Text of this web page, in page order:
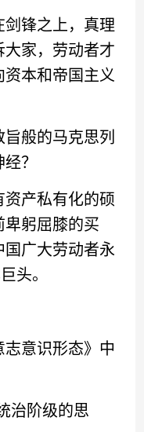
锋之上，真理
大家，劳动者才
本和帝国主义
般的马克思列
？
产私有化的硕
卑躬屈膝的买
广大劳动者永
头。
意识形态》中
阶级的思